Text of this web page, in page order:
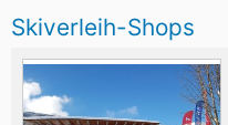
Skiverleih-Shops